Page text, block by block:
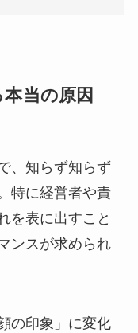
当の原因
、知らず知らず
特に経営者や責
を表に出すこと
ンスが求められ
の印象」に変化